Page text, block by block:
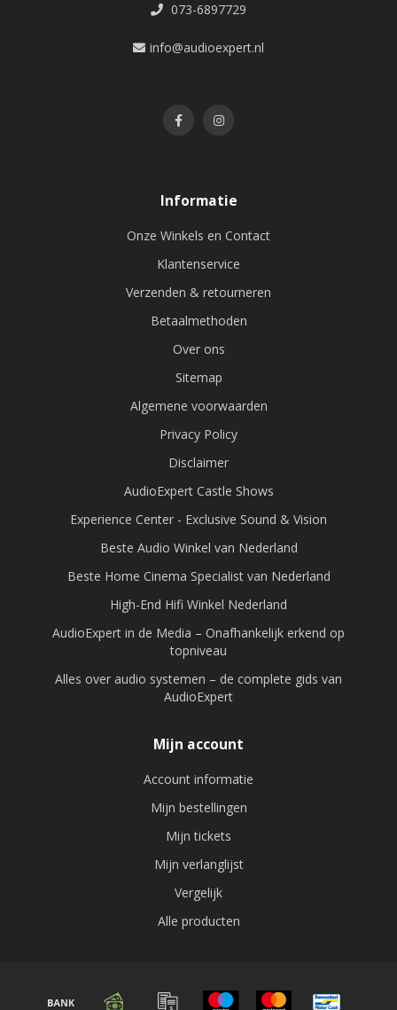
073-6897729
info@audioexpert.nl
Informatie
Onze Winkels en Contact
Klantenservice
Verzenden & retourneren
Betaalmethoden
Over ons
Sitemap
Algemene voorwaarden
Privacy Policy
Disclaimer
AudioExpert Castle Shows
Experience Center - Exclusive Sound & Vision
Beste Audio Winkel van Nederland
Beste Home Cinema Specialist van Nederland
High-End Hifi Winkel Nederland
AudioExpert in de Media – Onafhankelijk erkend op
topniveau
Alles over audio systemen – de complete gids van
AudioExpert
Mijn account
Account informatie
Mijn bestellingen
Mijn tickets
Mijn verlanglijst
Vergelijk
Alle producten